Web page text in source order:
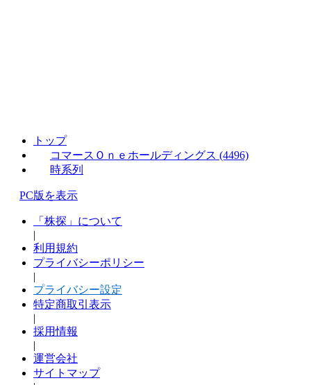
トップ
コマースＯｎｅホールディングス (4496)
時系列
PC版を表示
「株探」について
|
利用規約
プライバシーポリシー
|
プライバシー設定
特定商取引表示
|
採用情報
|
運営会社
サイトマップ